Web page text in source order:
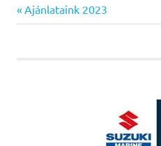
Bejegyzés
Previous
Post:
Ajánlataink 2023